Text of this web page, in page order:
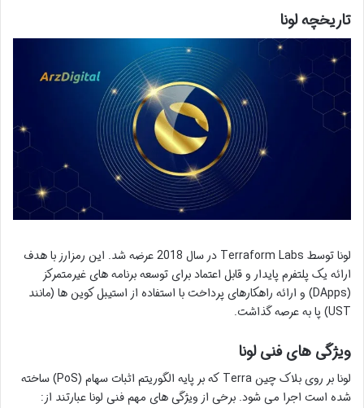
تاریخچه لونا
لونا توسط Terraform Labs در سال 2018 عرضه شد. این رمزارز با هدف
ارائه یک پلتفرم پایدار و قابل اعتماد برای توسعه برنامه های غیرمتمرکز
(DApps) و ارائه راهکارهای پرداخت با استفاده از استیبل کوین ها (مانند
UST) پا به عرصه گذاشت.
ویژگی های فنی لونا
لونا بر روی بلاک چین Terra که بر پایه الگوریتم اثبات سهام (PoS) ساخته
شده است اجرا می شود. برخی از ویژگی های مهم فنی لونا عبارتند از: